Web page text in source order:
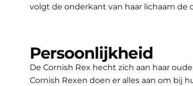
volgt de onderkant van haar lichaam de
Persoonlijkheid
De Cornish Rex hecht zich aan haar
Cornish Rexen doen er alles aan om bij